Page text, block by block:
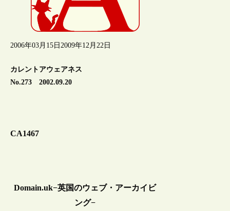
2006年03月15日 2009年12月22日
カレントアウェアネス
No.273 2002.09.20
CA1467
Domain.uk−英国のウェブ・アーカイビ
ング−